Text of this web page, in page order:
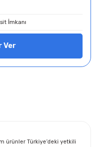
İmkanı
Ver
ürünler Türkiye’deki yetkili